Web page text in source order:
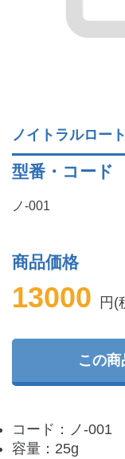
ノイトラルロー
型番・コード
ノ-001
商品価格
13000 円(
この
コード：ノ-001
容量：25g